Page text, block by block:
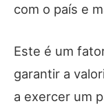
com o país e
Este é um
garantir a
a exercer um